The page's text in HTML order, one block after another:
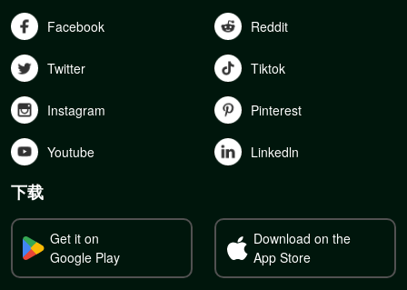
Facebook Reddit
Twitter Tiktok
Instagram Pinterest
Youtube Linkedln
下载
Get it on
Google Play
Download on the
App Store